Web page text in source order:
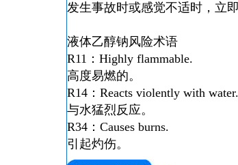
发生事故时或感觉不适时，立
液体乙醇钠风险术语
R11：Highly flammable.
高度易燃的。
R14：Reacts violently with water.
与水猛烈反应。
R34：Causes burns.
引起灼伤。